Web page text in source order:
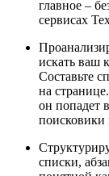
главное –
сервисах
искать ваш
Составьте
на
он попадет
поисковики
списки,